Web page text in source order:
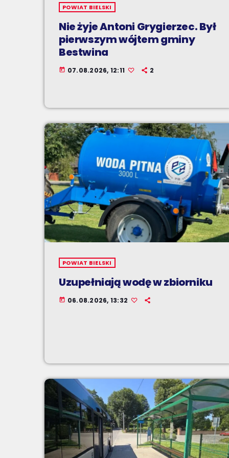
POWIAT BIELSKI
Nie żyje Antoni Grygierzec. Był
pierwszym wójtem gminy
Bestwina
today 07.08.2026, 12:11 2
POWIAT BIELSKI
Uzupełniają wodę w zbiorniku
today 06.08.2026, 13:32